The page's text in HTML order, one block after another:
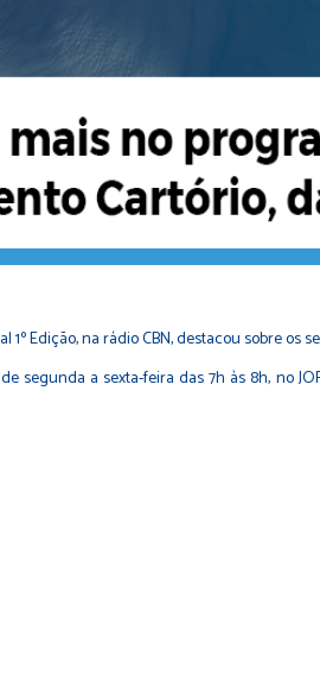
Edição, na rádio CBN, destacou sobre os
a sexta-feira das 7h às 8h, no